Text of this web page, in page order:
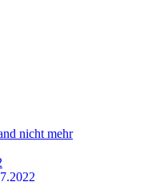
nicht mehr